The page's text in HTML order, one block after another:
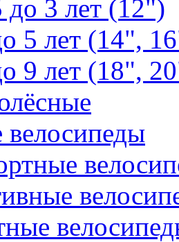
до 3 лет (12")
5 лет (14",
9 лет (18",